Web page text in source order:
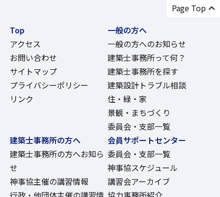
Page Top
Top
アクセス
お問い合わせ
サイトマップ
プライバシーポリシー
リンク
一般の方へ
一般の方へのお知らせ
建築士事務所って何？
建築士事務所を探す
建築設計トラブル相談
住・緑・家
景観・まちづくり
委員会・支部一覧
建築士事務所の方へ
建築士事務所の方へお知ら
せ
神事協主催の講習情報
会員サポートセンター
委員会・支部一覧
神事協スケジュール
講習会アーカイブ